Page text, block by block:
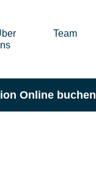
Team
Online buchen